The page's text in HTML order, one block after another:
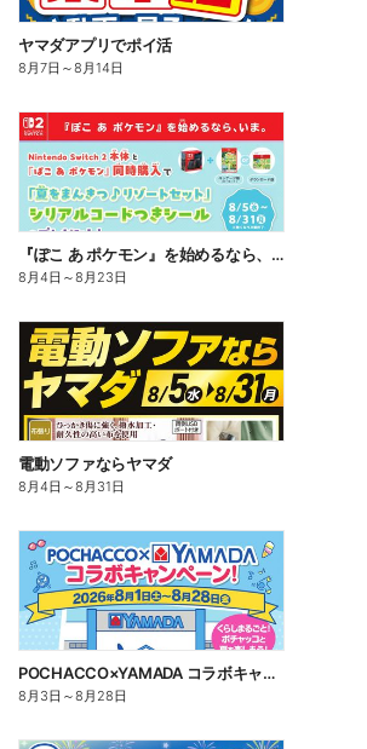
ヤマダアプリでポイ活
8月7日 ～8月14日
『ぽこ あ ポケモン』を始めるなら、いま。
8月4日 ～8月23日
電動ソファならヤマダ
8月4日 ～8月31日
POCHACCO×YAMADA コラボキャンペーン!
8月3日 ～8月28日